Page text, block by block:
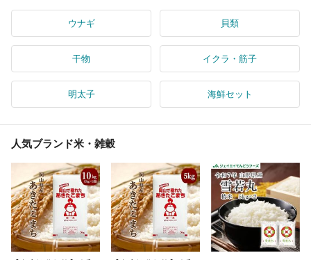
ウナギ 貝類
干物 イクラ・筋子
明太子 海鮮セット
人気ブランド米・雑穀